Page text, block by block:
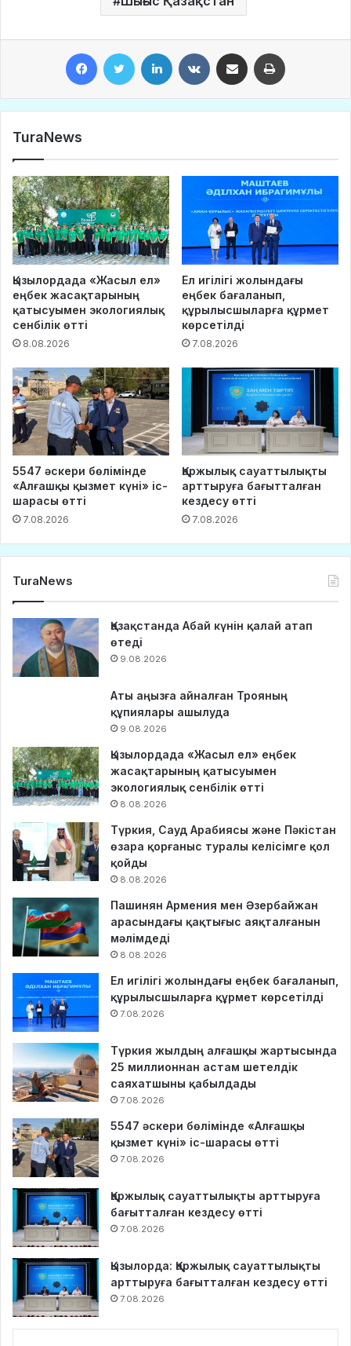
TuraNews
Қызылордада «Жасыл ел»
еңбек жасақтарының
қатысуымен экологиялық
сенбілік өтті
8.08.2026
Ел игілігі жолындағы
еңбек бағаланып,
құрылысшыларға құрмет
көрсетілді
7.08.2026
5547 әскери бөлімінде
«Алғашқы қызмет күні» іс-
шарасы өтті
7.08.2026
Қаржылық сауаттылықты
арттыруға бағытталған
кездесу өтті
7.08.2026
TuraNews
Қазақстанда Абай күнін қалай атап
өтеді
9.08.2026
Аты аңызға айналған Трояның
құпиялары ашылуда
9.08.2026
Қызылордада «Жасыл ел» еңбек
жасақтарының қатысуымен
экологиялық сенбілік өтті
8.08.2026
Түркия, Сауд Арабиясы және Пәкістан
өзара қорғаныс туралы келісімге қол
қойды
8.08.2026
Пашинян Армения мен Әзербайжан
арасындағы қақтығыс аяқталғанын
мәлімдеді
8.08.2026
Ел игілігі жолындағы еңбек бағаланып,
құрылысшыларға құрмет көрсетілді
7.08.2026
Түркия жылдың алғашқы жартысында
25 миллионнан астам шетелдік
саяхатшыны қабылдады
7.08.2026
5547 әскери бөлімінде «Алғашқы
қызмет күні» іс-шарасы өтті
7.08.2026
Қаржылық сауаттылықты арттыруға
бағытталған кездесу өтті
7.08.2026
Қызылорда: Қаржылық сауаттылықты
арттыруға бағытталған кездесу өтті
7.08.2026